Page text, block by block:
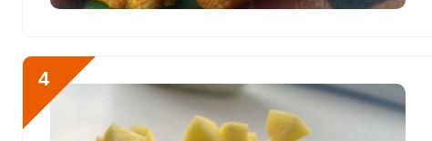
Рубидий
Селен 47.8 мкг
4